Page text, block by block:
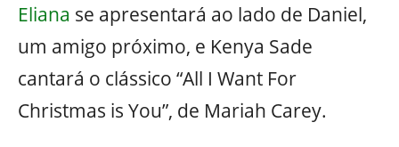
Eliana se apresentará ao lado de Daniel,
um amigo próximo, e Kenya Sade
cantará o clássico “All I Want For
Christmas is You”, de Mariah Carey.